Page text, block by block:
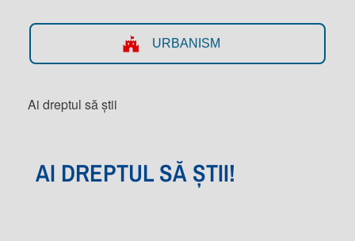
URBANISM
Ai dreptul să știi
AI DREPTUL SĂ ȘTII!